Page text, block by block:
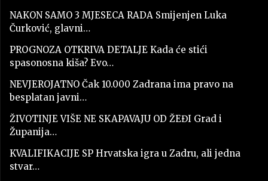
NAKON SAMO 3 MJESECA RADA Smijenjen Luka
Čurković, glavni…
PROGNOZA OTKRIVA DETALJE Kada će stići
spasonosna kiša? Evo…
NEVJEROJATNO Čak 10.000 Zadrana ima pravo na
besplatan javni…
ŽIVOTINJE VIŠE NE SKAPAVAJU OD ŽEĐI Grad i
Županija…
KVALIFIKACIJE SP Hrvatska igra u Zadru, ali jedna
stvar…